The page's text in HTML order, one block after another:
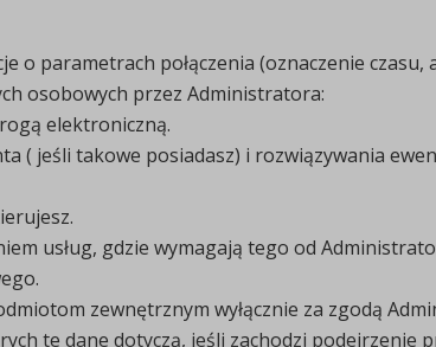
o parametrach połączenia (oznaczenie czasu,
osobowych przez Administratora:
elektroniczną.
( jeśli takowe posiadasz) i rozwiązywania
usług, gdzie wymagają tego od
zewnętrznym wyłącznie za zgodą
te dane dotyczą, jeśli zachodzi podejrzenie